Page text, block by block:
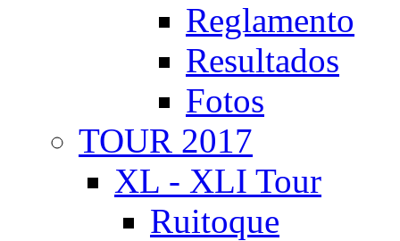
Reglamento
Resultados
Fotos
TOUR 2017
XL - XLI Tour
Ruitoque